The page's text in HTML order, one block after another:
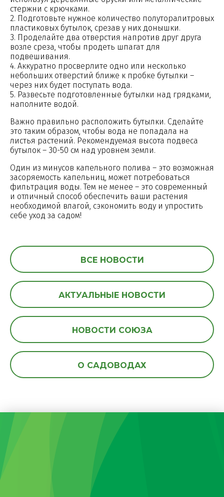
стержни с крючками.
2. Подготовьте нужное количество полуторалитровых
пластиковых бутылок, срезав у них донышки.
3. Проделайте два отверстия напротив друг друга
возле среза, чтобы продеть шпагат для
подвешивания.
4. Аккуратно просверлите одно или несколько
небольших отверстий ближе к пробке бутылки –
через них будет поступать вода.
5. Развесьте подготовленные бутылки над грядками,
наполните водой.
Важно правильно расположить бутылки. Сделайте
это таким образом, чтобы вода не попадала на
листья растений. Рекомендуемая высота подвеса
бутылок – 30-50 см над уровнем земли.
Один из минусов капельного полива – это возможная
засоряемость капельниц, может потребоваться
фильтрация воды. Тем не менее – это современный
и отличный способ обеспечить ваши растения
необходимой влагой, сэкономить воду и упростить
себе уход за садом!
ВСЕ НОВОСТИ
АКТУАЛЬНЫЕ НОВОСТИ
НОВОСТИ СОЮЗА
О САДОВОДАХ